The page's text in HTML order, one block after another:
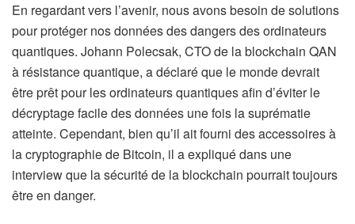
En regardant vers l’avenir, nous avons besoin de solutions
pour protéger nos données des dangers des ordinateurs
quantiques. Johann Polecsak, CTO de la blockchain QAN
à résistance quantique, a déclaré que le monde devrait
être prêt pour les ordinateurs quantiques afin d’éviter le
décryptage facile des données une fois la suprématie
atteinte. Cependant, bien qu’il ait fourni des accessoires à
la cryptographie de Bitcoin, il a expliqué dans une
interview que la sécurité de la blockchain pourrait toujours
être en danger.